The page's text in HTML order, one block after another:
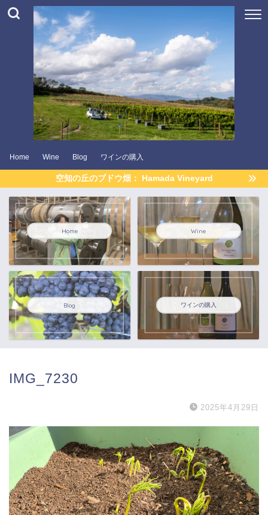
Home Wine Blog ワインの購入
空知の丘のブドウ畑： Hamada Vineyard
Home Wine
Blog ワインの購入
IMG_7230
2025年4月29日